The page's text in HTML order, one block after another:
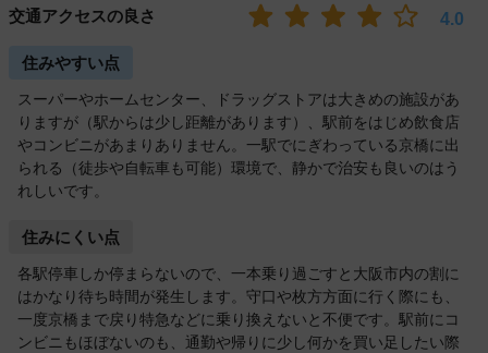
交通アクセスの良さ
4.0
住みやすい点
スーパーやホームセンター、ドラッグストアは大きめの施設があ
りますが（駅からは少し距離があります）、駅前をはじめ飲食店
やコンビニがあまりありません。一駅でにぎわっている京橋に出
られる（徒歩や自転車も可能）環境で、静かで治安も良いのはう
れしいです。
住みにくい点
各駅停車しか停まらないので、一本乗り過ごすと大阪市内の割に
はかなり待ち時間が発生します。守口や枚方方面に行く際にも、
一度京橋まで戻り特急などに乗り換えないと不便です。駅前にコ
ンビニもほぼないのも、通勤や帰りに少し何かを買い足したい際